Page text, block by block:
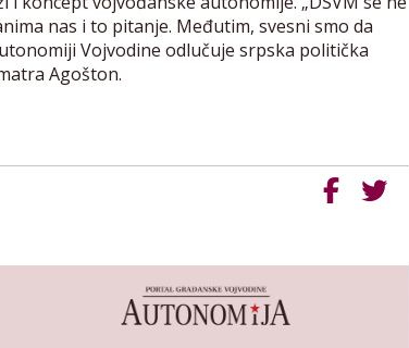
nas i to pitanje. Međutim, svesni smo da
Vojvodine odlučuje srpska politička
Agošton.